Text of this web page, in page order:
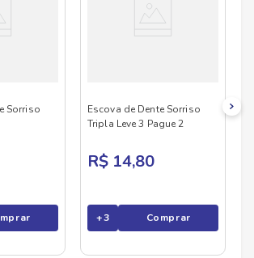
Sorriso
Escova de Dente Sorriso
Tripla Leve 3 Pague 2
R$ 14,80
+3 Comprar